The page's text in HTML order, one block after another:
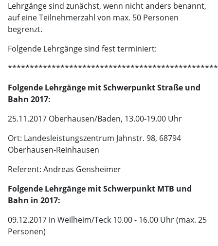
Lehrgänge sind zunächst, wenn nicht anders benannt,
auf eine Teilnehmerzahl von max. 50 Personen
begrenzt.
Folgende Lehrgänge sind fest terminiert:
Folgende Lehrgänge mit Schwerpunkt Straße und
Bahn 2017:
25.11.2017 Oberhausen/Baden, 13.00-19.00 Uhr
Ort: Landesleistungszentrum Jahnstr. 98, 68794
Oberhausen-Reinhausen
Referent: Andreas Gensheimer
Folgende Lehrgänge mit Schwerpunkt MTB und
Bahn in 2017:
09.12.2017 in Weilheim/Teck 10.00 - 16.00 Uhr (max. 25
Personen)